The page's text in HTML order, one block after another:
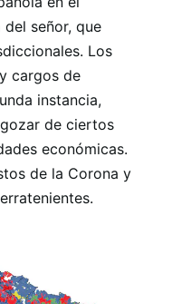
señor, que
Los
cargos de
instancia,
de ciertos
económicas.
de la Corona y